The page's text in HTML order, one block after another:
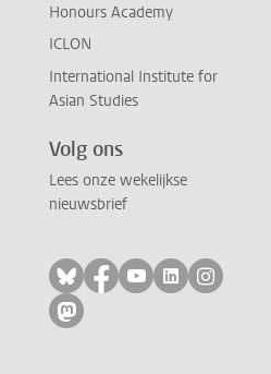
Honours Academy
ICLON
International Institute for
Asian Studies
Volg ons
Lees onze wekelijkse
nieuwsbrief
Volg ons op bluesky
Volg ons op
Volg ons op
Volg ons
Volg
Volg ons op mastodon